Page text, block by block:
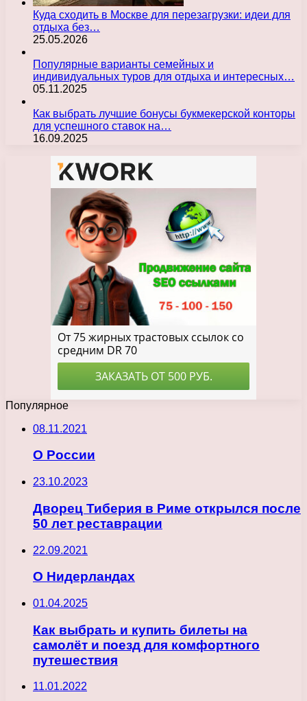
Куда сходить в Москве для перезагрузки: идеи для
отдыха без…
25.05.2026
Популярные варианты семейных и
индивидуальных туров для отдыха и интересных…
05.11.2025
Как выбрать лучшие бонусы букмекерской конторы
для успешного ставок на…
16.09.2025
Популярное
08.11.2021
О России
23.10.2023
Дворец Тиберия в Риме открылся после
50 лет реставрации
22.09.2021
О Нидерландах
01.04.2025
Как выбрать и купить билеты на
самолёт и поезд для комфортного
путешествия
11.01.2022